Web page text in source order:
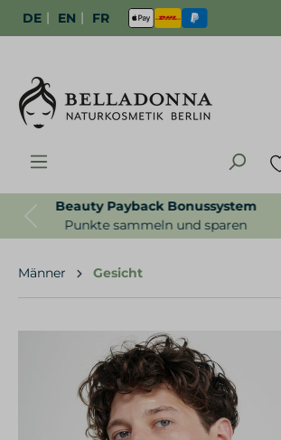
DE | EN | FR
Gratisproben zur
Für uns selbstverständlich
Previous
Männer Gesicht